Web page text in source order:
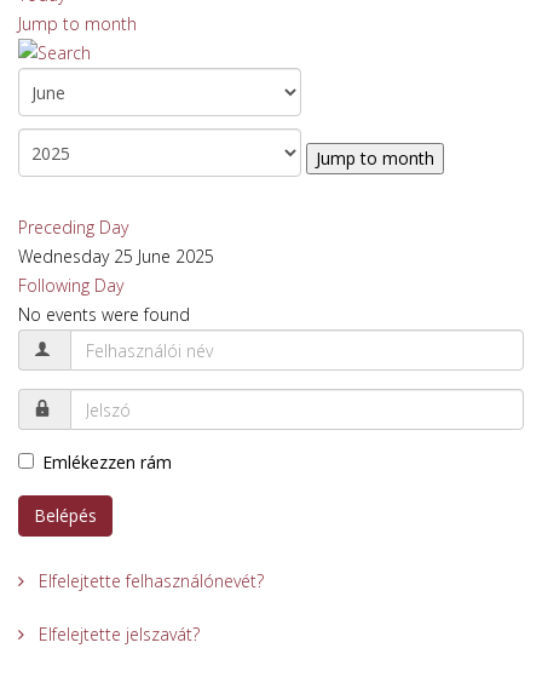
Jump to month
Jump to month
Preceding Day
Wednesday 25 June 2025
Following Day
No events were found
Emlékezzen rám
Belépés
Elfelejtette felhasználónevét?
Elfelejtette jelszavát?